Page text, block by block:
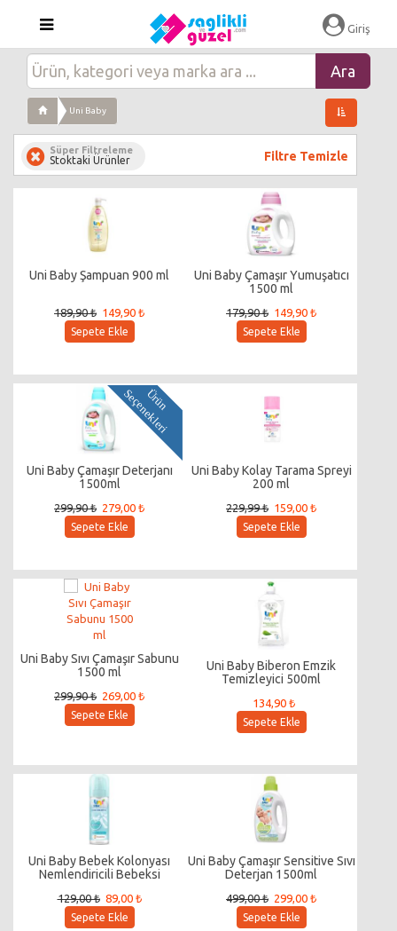
Giriş
Uni Baby
Süper Filtreleme
Stoktaki Ürünler Filtre Temizle
Uni Baby Şampuan 900 ml
189,90 ₺ 149,90 ₺
Sepete Ekle
Uni Baby Çamaşır Yumuşatıcı
1500 ml
179,90 ₺ 149,90 ₺
Sepete Ekle
Uni Baby Çamaşır Deterjanı
1500ml
299,90 ₺ 279,00 ₺
Sepete Ekle
Ü
r
ü
n
S
e
ç
e
n
e
k
l
e
r
i
Uni Baby Kolay Tarama Spreyi
200 ml
229,99 ₺ 159,00 ₺
Sepete Ekle
Uni Baby Sıvı Çamaşır Sabunu
1500 ml
299,90 ₺ 269,00 ₺
Sepete Ekle
Uni Baby Biberon Emzik
Temizleyici 500ml
134,90 ₺
Sepete Ekle
Uni Baby Bebek Kolonyası
Nemlendiricili Bebeksi
129,00 ₺ 89,00 ₺
Sepete Ekle
Uni Baby Çamaşır Sensitive Sıvı
Deterjan 1500ml
499,00 ₺ 299,00 ₺
Sepete Ekle